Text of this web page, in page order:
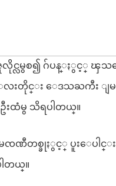
ဇူလိုင္လမွစ၍ ဂ်ပန္ႏွင့္
းတိုင္း ေဒသႀကီး ျမ
စ္ဦးထံမွ သိရပါတယ္။
တစ္ခုႏွင့္ ပူးေပါင္းတင္
တယ္။